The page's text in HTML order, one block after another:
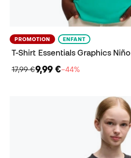
PROMOTION ENFANT
T-Shirt Essentials Graphics Niño
17,99 €9,99 €−44%